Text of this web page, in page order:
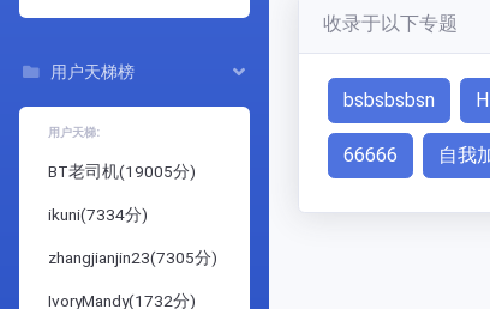
用户天梯榜
用户天梯:
BT老司机(19005分)
ikuni(7334分)
zhangjianjin23(7305分)
IvoryMandy(1732分)
收录于以下专题
bsbsbsbsn
66666 自我